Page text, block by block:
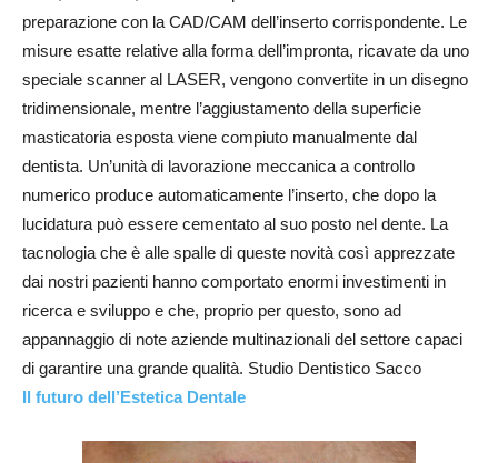
preparazione con la CAD/CAM dell’inserto corrispondente. Le
misure esatte relative alla forma dell’impronta, ricavate da uno
speciale scanner al LASER, vengono convertite in un disegno
tridimensionale, mentre l’aggiustamento della superficie
masticatoria esposta viene compiuto manualmente dal
dentista. Un’unità di lavorazione meccanica a controllo
numerico produce automaticamente l’inserto, che dopo la
lucidatura può essere cementato al suo posto nel dente. La
tacnologia che è alle spalle di queste novità così apprezzate
dai nostri pazienti hanno comportato enormi investimenti in
ricerca e sviluppo e che, proprio per questo, sono ad
appannaggio di note aziende multinazionali del settore capaci
di garantire una grande qualità. Studio Dentistico Sacco
Il futuro dell’Estetica Dentale